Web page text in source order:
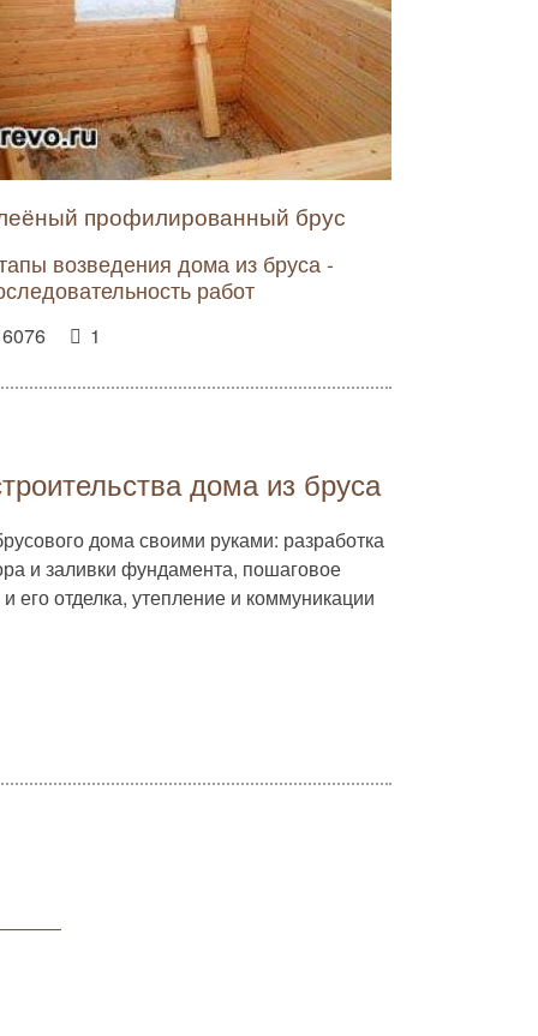
профилированный брус
возведения дома из бруса -
работ
6076 1
дома из бруса
дома своими руками: разработка
и заливки фундамента, пошаговое
его отделка, утепление и коммуникации